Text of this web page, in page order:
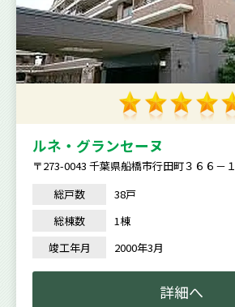
ルネ・グランセーヌ
〒273-0043 千葉県船橋市行田町３６６－１
総戸数
38戸
総棟数
1棟
竣工年月
2000年3月
詳細へ